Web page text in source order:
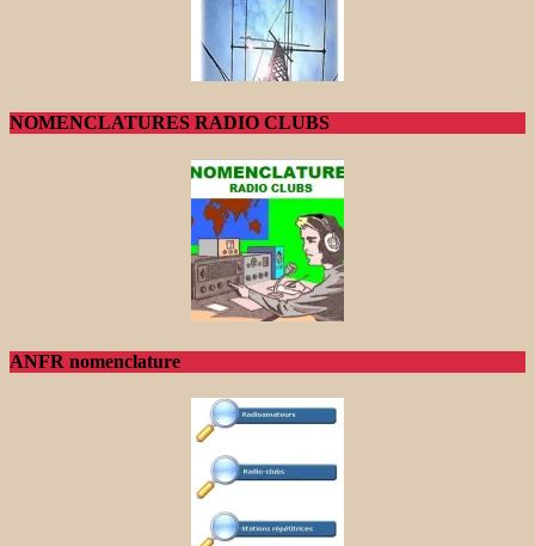
NOMENCLATURES RADIO CLUBS
ANFR nomenclature